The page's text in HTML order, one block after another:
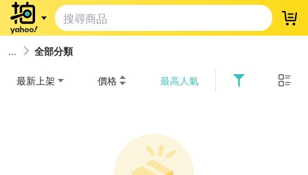
登
全部分類
最新上架 價格 最高人氣